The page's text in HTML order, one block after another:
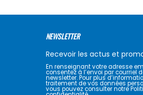
NEWSLETTER
Recevoir les actus et
En renseignant votre adresse
consentez à l’envoi par courriel
newsletter. Pour plus
traitement de vos données
vous pouvez consulter notre